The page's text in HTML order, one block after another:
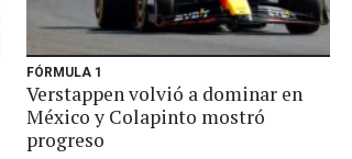
FÓRMULA 1
Verstappen volvió a dominar en
México y Colapinto mostró
progreso